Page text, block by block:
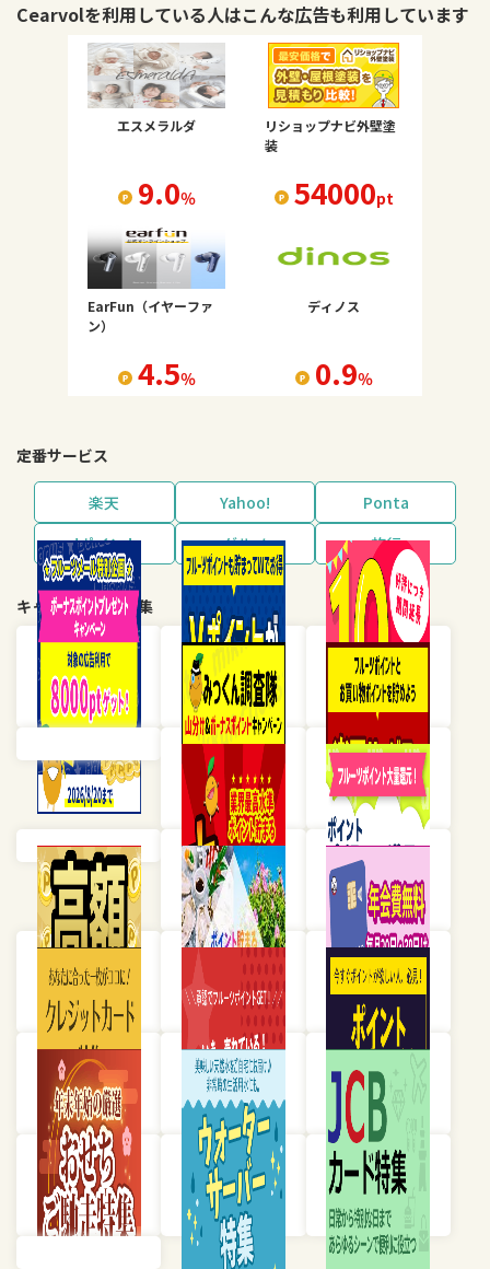
Cearvolを利用している人はこんな広告も利用しています
エスメラルダ
9.0％
リショップナビ外壁塗
装
54000pt
EarFun（イヤーファ
ン）
4.5％
ディノス
0.9％
定番サービス
楽天 Yahoo!
Ponta
dポイント
グルメ 旅行
キャンペーン・特集